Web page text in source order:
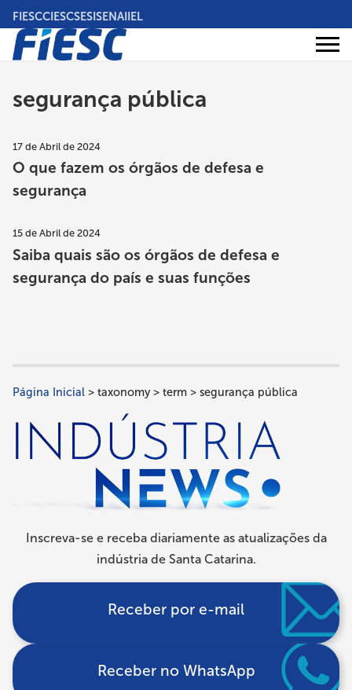
Pular
para
conteúdo
FIESCCIESCSESISENAIIEL
Áreas
segurança pública
17 de Abril de 2024
O que fazem os órgãos de defesa e
segurança
15 de Abril de 2024
Saiba quais são os órgãos de defesa e
segurança do país e suas funções
Trilha
de
navegação
Página Inicial taxonomy term segurança pública
Inscreva-se e receba diariamente as atualizações da
indústria de Santa Catarina.
Receber por e-mail
Receber no WhatsApp